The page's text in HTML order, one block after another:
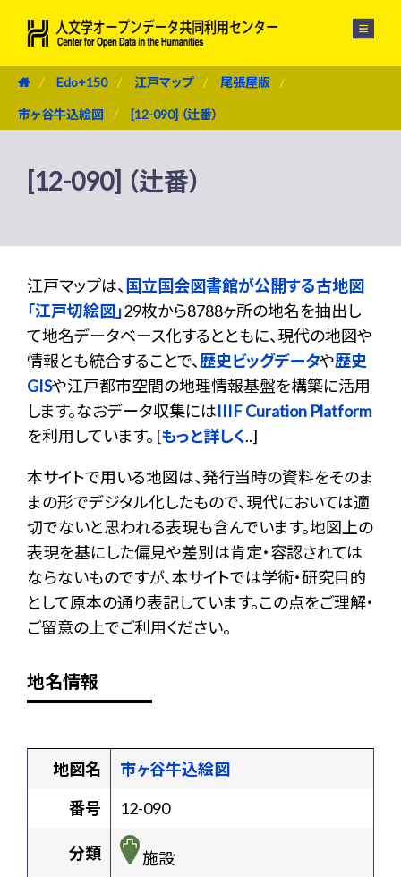
Edo+150 江戸マップ 尾張屋版
市ヶ谷牛込絵図 [12-090] （辻番）
[12-090] （辻番）
江戸マップは、 国立国会図書館が公開する古地図
「江戸切絵図」29枚から8788ヶ所の地名を抽出し
て地名データベース化するとともに、現代の地図や
情報とも統合することで、歴史ビッグデータや歴史
GISや江戸都市空間の地理情報基盤を構築に活用
します。なおデータ収集にはIIIF Curation Platform
を利用しています。 [もっと詳しく..]
本サイトで用いる地図は、発行当時の資料をそのま
まの形でデジタル化したもので、現代においては適
切でないと思われる表現も含んでいます。地図上の
表現を基にした偏見や差別は肯定・容認されては
ならないものですが、本サイトでは学術・研究目的
として原本の通り表記しています。この点をご理解・
ご留意の上でご利用ください。
地名情報
地図名
市ヶ谷牛込絵図
番号
12-090
分類
施設